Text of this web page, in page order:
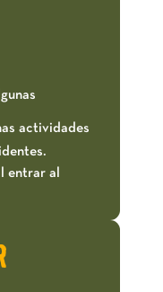
actividades
entrar al